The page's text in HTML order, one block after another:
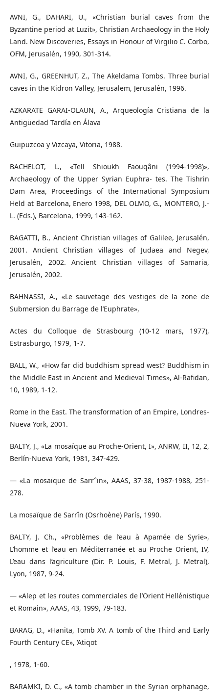
AVNI, G., DAHARI, U., «Christian burial caves from the
Byzantine period at Luzit», Christian Archaeology in the Holy
Land. New Discoveries, Essays in Honour of Virgilio C. Corbo,
OFM, Jerusalén, 1990, 301-314.
AVNI, G., GREENHUT, Z., The Akeldama Tombs. Three burial
caves in the Kidron Valley, Jerusalem, Jerusalén, 1996.
AZKARATE GARAI-OLAUN, A., Arqueología Cristiana de la
Antigüedad Tardía en Álava
Guipuzcoa y Vizcaya, Vitoria, 1988.
BACHELOT, L., «Tell Shioukh Faouqâni (1994-1998)»,
Archaeology of the Upper Syrian Euphra- tes. The Tishrin
Dam Area, Proceedings of the International Symposium
Held at Barcelona, Enero 1998, DEL OLMO, G., MONTERO, J.-
L. (Eds.), Barcelona, 1999, 143-162.
BAGATTI, B., Ancient Christian villages of Galilee, Jerusalén,
2001. Ancient Christian villages of Judaea and Negev,
Jerusalén, 2002. Ancient Christian villages of Samaria,
Jerusalén, 2002.
BAHNASSI, A., «Le sauvetage des vestiges de la zone de
Submersion du Barrage de l’Euphrate»,
Actes du Colloque de Strasbourg (10-12 mars, 1977),
Estrasburgo, 1979, 1-7.
BALL, W., «How far did buddhism spread west? Buddhism in
the Middle East in Ancient and Medieval Times», Al-Raﬁdan,
10, 1989, 1-12.
Rome in the East. The transformation of an Empire, Londres-
Nueva York, 2001.
BALTY, J., «La mosaïque au Proche-Orient, I», ANRW, II, 12, 2,
Berlín-Nueva York, 1981, 347-429.
— «La mosaïque de Sarrˆın», AAAS, 37-38, 1987-1988, 251-
278.
La mosaïque de Sarrîn (Osrhoène) París, 1990.
BALTY, J. Ch., «Problèmes de l’eau à Apamée de Syrie»,
L’homme et l’eau en Méditerranée et au Proche Orient, IV,
L’eau dans l’agriculture (Dir. P. Louis, F. Metral, J. Metral),
Lyon, 1987, 9-24.
— «Alep et les routes commerciales de l’Orient Hellénistique
et Romain», AAAS, 43, 1999, 79-183.
BARAG, D., «Hanita, Tomb XV. A tomb of the Third and Early
Fourth Century CE», ‘Atiqot
, 1978, 1-60.
BARAMKI, D. C., «A tomb chamber in the Syrian orphanage,